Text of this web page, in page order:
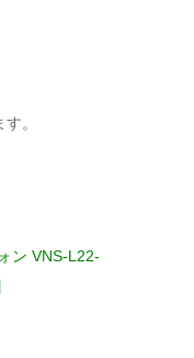
。
ン VNS-L22-